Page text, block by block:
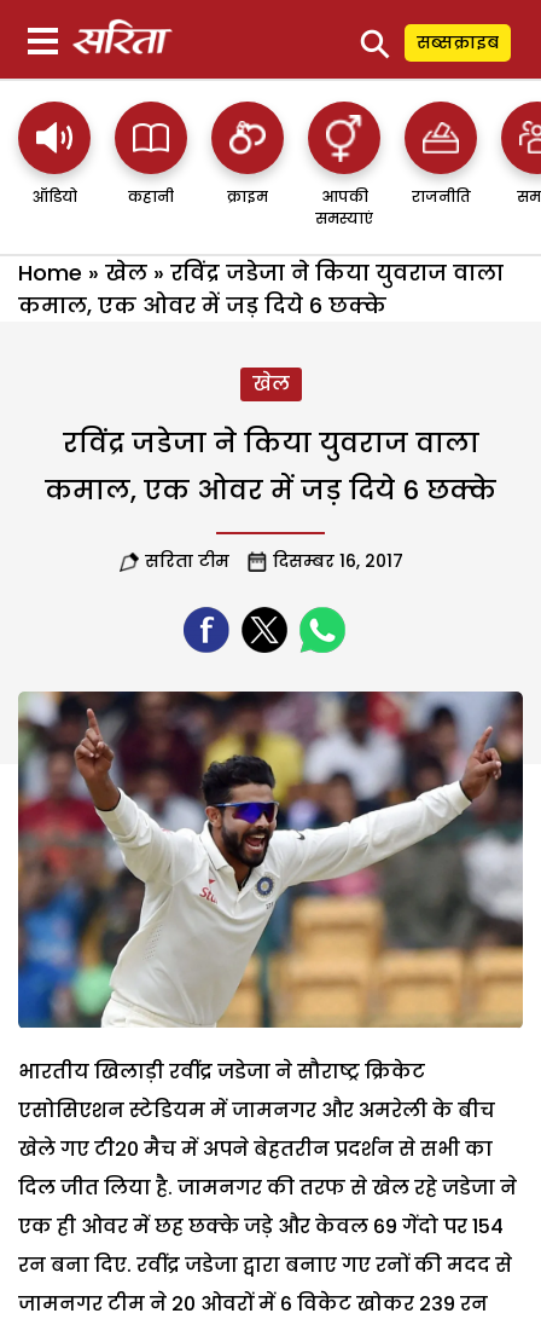
⚲ सब्सक्राइब
ऑडियो कहानी क्राइम
आपकी
समस्याएं
राजनीति
Home » खेल » रविंद्र जडेजा ने किया युवराज वाला
कमाल, एक ओवर में जड़ दिये 6 छक्के
खेल
रविंद्र जडेजा ने किया युवराज वाला
कमाल, एक ओवर में जड़ दिये 6 छक्के
सरिता टीम दिसम्बर 16, 2017
भारतीय खिलाड़ी रवींद्र जडेजा ने सौराष्ट्र क्रिकेट
एसोसिएशन स्टेडियम में जामनगर और अमरेली के बीच
खेले गए टी20 मैच में अपने बेहतरीन प्रदर्शन से सभी का
दिल जीत लिया है. जामनगर की तरफ से खेल रहे जडेजा ने
एक ही ओवर में छह छक्के जड़े और केवल 69 गेंदो पर 154
रन बना दिए. रवींद्र जडेजा द्वारा बनाए गए रनों की मदद से
जामनगर टीम ने 20 ओवरों में 6 विकेट खोकर 239 रन